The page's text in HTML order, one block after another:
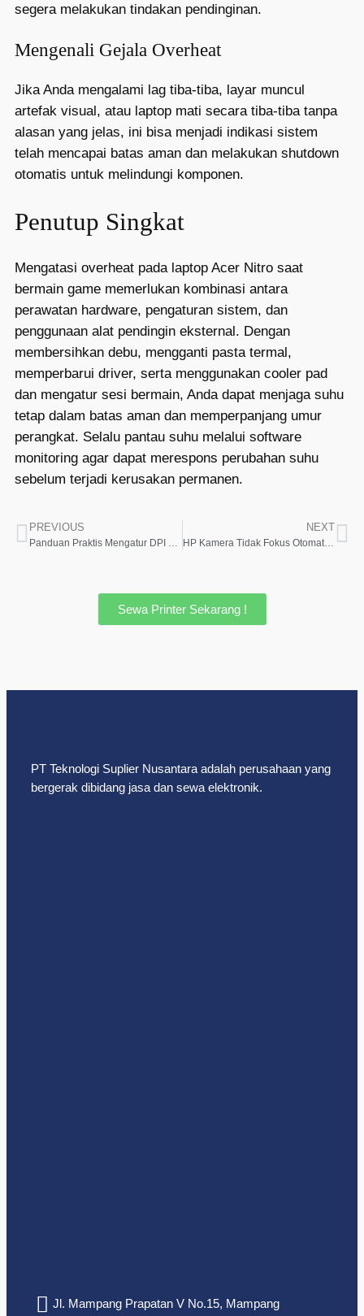
segera melakukan tindakan pendinginan.
Mengenali Gejala Overheat
Jika Anda mengalami lag tiba-tiba, layar muncul
artefak visual, atau laptop mati secara tiba-tiba tanpa
alasan yang jelas, ini bisa menjadi indikasi sistem
telah mencapai batas aman dan melakukan shutdown
otomatis untuk melindungi komponen.
Penutup Singkat
Mengatasi overheat pada laptop Acer Nitro saat
bermain game memerlukan kombinasi antara
perawatan hardware, pengaturan sistem, dan
penggunaan alat pendingin eksternal. Dengan
membersihkan debu, mengganti pasta termal,
memperbarui driver, serta menggunakan cooler pad
dan mengatur sesi bermain, Anda dapat menjaga suhu
tetap dalam batas aman dan memperpanjang umur
perangkat. Selalu pantau suhu melalui software
monitoring agar dapat merespons perubahan suhu
sebelum terjadi kerusakan permanen.
PREVIOUS NEXT
HP Kamera Tidak Fokus Otomatis Kenapa dan Solusinya
Sewa Printer Sekarang !
PT Teknologi Suplier Nusantara adalah perusahaan yang
bergerak dibidang jasa dan sewa elektronik.
Jl. Mampang Prapatan V No.15, Mampang